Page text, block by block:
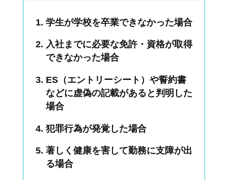
学生が学校を卒業できなかった場合
入社までに必要な免許・資格が取得
できなかった場合
ES（エントリーシート）や誓約書
などに虚偽の記載があると判明した
場合
犯罪行為が発覚した場合
著しく健康を害して勤務に支障が出
る場合